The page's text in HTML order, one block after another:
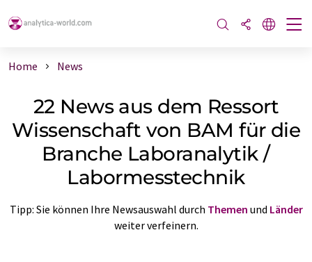
Home News
22 News aus dem Ressort
Wissenschaft von BAM für die
Branche Laboranalytik /
Labormesstechnik
Tipp: Sie können Ihre Newsauswahl durch Themen und Länder
weiter verfeinern.